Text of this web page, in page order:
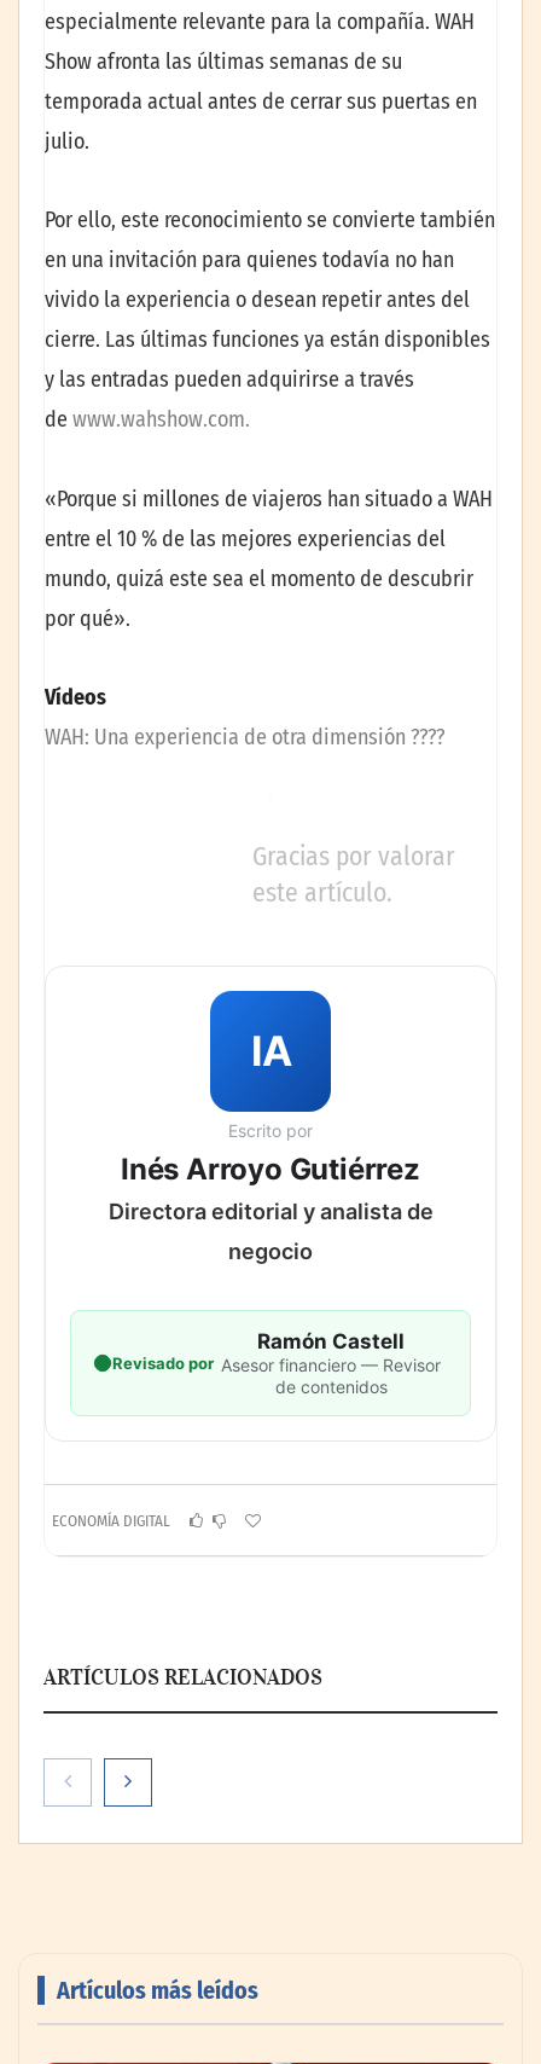
especialmente relevante para la compañía. WAH
Show afronta las últimas semanas de su
temporada actual antes de cerrar sus puertas en
julio.
Por ello, este reconocimiento se convierte también
en una invitación para quienes todavía no han
vivido la experiencia o desean repetir antes del
cierre. Las últimas funciones ya están disponibles
y las entradas pueden adquirirse a través
de www.wahshow.com.
«Porque si millones de viajeros han situado a WAH
entre el 10 % de las mejores experiencias del
mundo, quizá este sea el momento de descubrir
por qué».
Vídeos
WAH: Una experiencia de otra dimensión ????
Gracias por valorar
este artículo.
IA
Escrito por
Inés Arroyo Gutiérrez
Directora editorial y analista de
negocio
Revisado por
Ramón Castell
Asesor financiero — Revisor
de contenidos
ECONOMÍA DIGITAL
ARTÍCULOS RELACIONADOS
Artículos más leídos